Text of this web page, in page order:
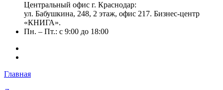
Центральный офис г. Краснодар:
ул. Бабушкина, 248, 2 этаж, офис 217. Бизнес-центр
«КНИГА».
Пн. – Пт.: с 9:00 до 18:00
Главная